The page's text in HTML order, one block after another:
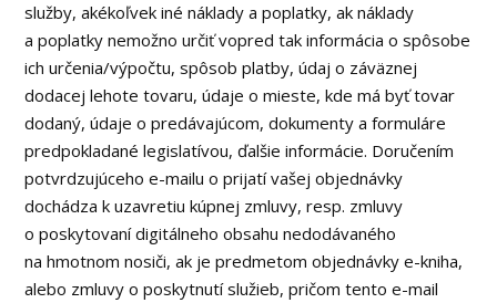
služby, akékoľvek iné náklady a poplatky, ak náklady
a poplatky nemožno určiť vopred tak informácia o spôsobe
ich určenia/výpočtu, spôsob platby, údaj o záväznej
dodacej lehote tovaru, údaje o mieste, kde má byť tovar
dodaný, údaje o predávajúcom, dokumenty a formuláre
predpokladané legislatívou, ďalšie informácie. Doručením
potvrdzujúceho e-mailu o prijatí vašej objednávky
dochádza k uzavretiu kúpnej zmluvy, resp. zmluvy
o poskytovaní digitálneho obsahu nedodávaného
na hmotnom nosiči, ak je predmetom objednávky e-kniha,
alebo zmluvy o poskytnutí služieb, pričom tento e-mail